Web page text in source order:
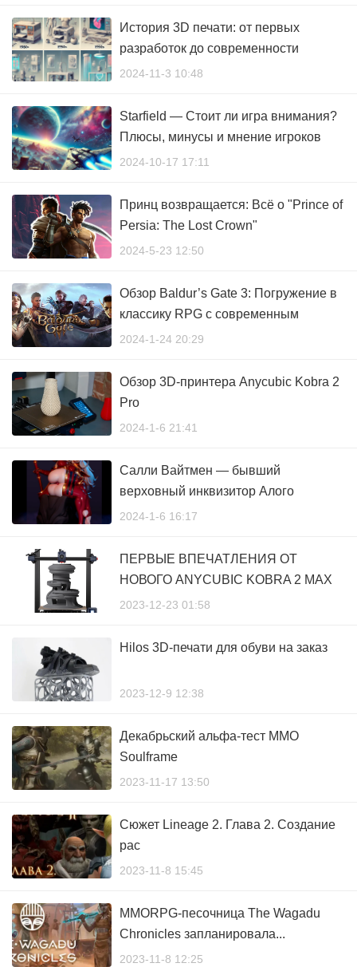
История 3D печати: от первых
разработок до современности
2024-11-3 10:48
Starfield — Стоит ли игра внимания?
Плюсы, минусы и мнение игроков
2024-10-17 17:11
Принц возвращается: Всё о "Prince of
Persia: The Lost Crown"
2024-5-23 12:50
Обзор Baldur’s Gate 3: Погружение в
классику RPG с современным
подходом
2024-1-24 20:29
Обзор 3D-принтера Anycubic Kobra 2
Pro
2024-1-6 21:41
Салли Вайтмен — бывший
верховный инквизитор Алого
Ордена.
2024-1-6 16:17
ПЕРВЫЕ ВПЕЧАТЛЕНИЯ ОТ
НОВОГО ANYCUBIC KOBRA 2 MAX
2023-12-23 01:58
Hilos 3D-печати для обуви на заказ
2023-12-9 12:38
Декабрьский альфа-тест MMO
Soulframe
2023-11-17 13:50
Сюжет Lineage 2. Глава 2. Создание
рас
2023-11-8 15:45
MMORPG-песочница The Wagadu
Chronicles запланировала...
2023-11-8 12:25